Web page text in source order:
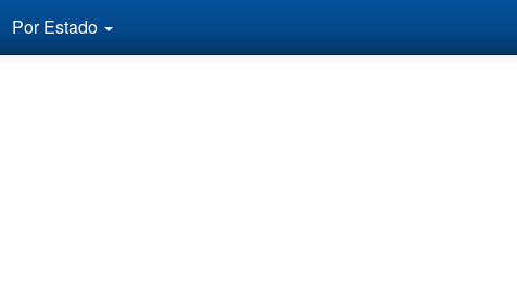
Por Estado